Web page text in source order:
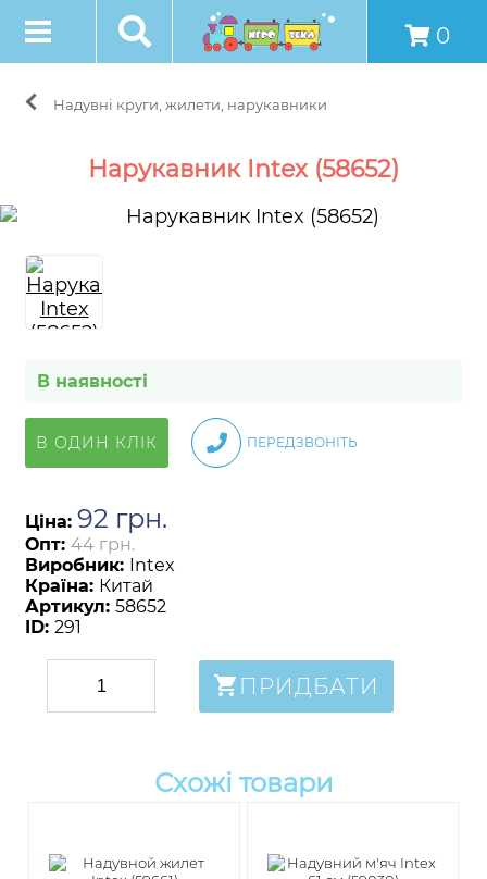
0
Надувні круги, жилети, нарукавники
Нарукавник Intex (58652)
В наявності
В ОДИН КЛІК ПЕРЕДЗВОНІТЬ
Ціна: 92 грн.
Опт: 44 грн.
Виробник: Intex
Країна: Китай
Артикул: 58652
ID: 291
ПРИДБАТИ
Схожі товари